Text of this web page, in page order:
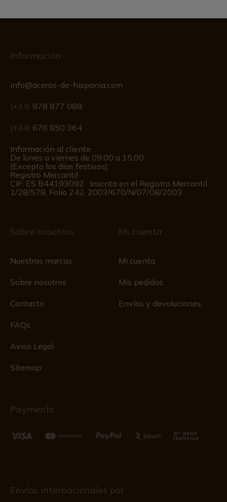
Información
info@aceros-de-hispania.com
(+34) 978 877 088
(+34) 676 850 364
Información al cliente
De lunes a viernes de 09:00 a 15:00
(Excepto los días festivos)
Registro Mercantil
CIF: ES B44193092 · Inscrita en el Registro Mercantil
1/28/578, Folio 242, 2003/670/N/07/08/2003
Sobre nosotros
Nuestras marcas
Sobre nosotros
Contacto
FAQs
Aviso Legal
Sitemap
Mi cuenta
Mi cuenta
Mis pedidos
Envíos y devoluciones
Payments
Envíos internacionales por